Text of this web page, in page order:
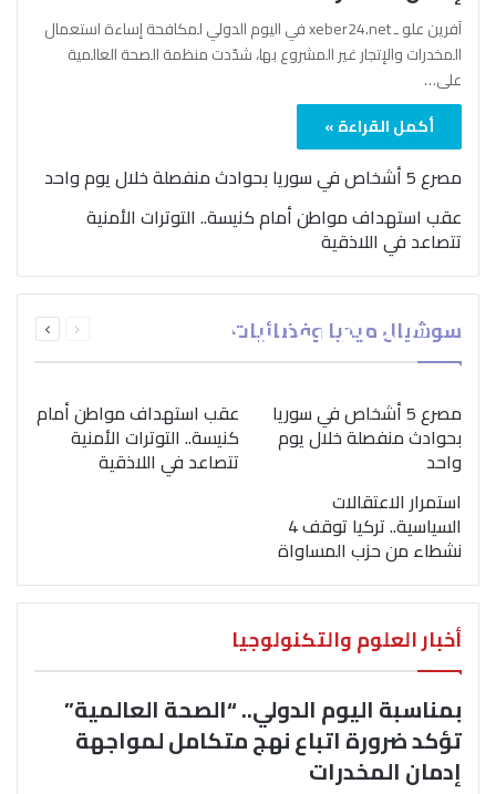
آفرين علو ـ xeber24.net في اليوم الدولي لمكافحة إساءة استعمال
المخدرات والإتجار غير المشروع بها، شدّدت منظمة الصحة العالمية
على…
أكمل القراءة »
مصرع 5 أشخاص في سوريا بحوادث منفصلة خلال يوم واحد
عقب استهداف مواطن أمام كنيسة.. التوترات الأمنية
تتصاعد في اللاذقية
سوشيال ميديا وفضائيات الصفحةالصفحة
بمناسبة اليوم الدولي..
“الصحة العالمية” تؤكد
ضرورة اتباع نهج متكامل
لمواجهة إدمان المخدرات
مصرع 5 أشخاص في سوريا
بحوادث منفصلة خلال يوم
واحد
عقب استهداف مواطن أمام
كنيسة.. التوترات الأمنية
تتصاعد في اللاذقية
استمرار الاعتقالات
السياسية.. تركيا توقف 4
نشطاء من حزب المساواة
أخبار العلوم والتكنولوجيا
بمناسبة اليوم الدولي.. “الصحة العالمية”
تؤكد ضرورة اتباع نهج متكامل لمواجهة
إدمان المخدرات